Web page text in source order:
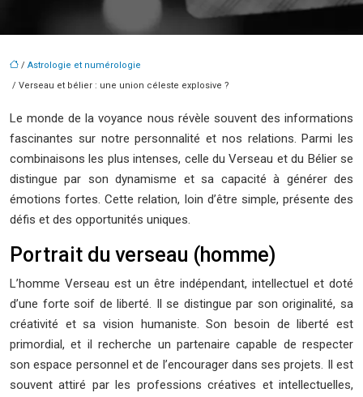
/ Astrologie et numérologie
/ Verseau et bélier : une union céleste explosive ?
Le monde de la voyance nous révèle souvent des informations
fascinantes sur notre personnalité et nos relations. Parmi les
combinaisons les plus intenses, celle du Verseau et du Bélier se
distingue par son dynamisme et sa capacité à générer des
émotions fortes. Cette relation, loin d’être simple, présente des
défis et des opportunités uniques.
Portrait du verseau (homme)
L’homme Verseau est un être indépendant, intellectuel et doté
d’une forte soif de liberté. Il se distingue par son originalité, sa
créativité et sa vision humaniste. Son besoin de liberté est
primordial, et il recherche un partenaire capable de respecter
son espace personnel et de l’encourager dans ses projets. Il est
souvent attiré par les professions créatives et intellectuelles,